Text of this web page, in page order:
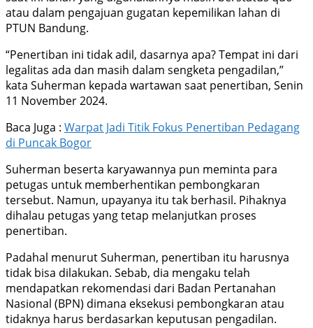
atau dalam pengajuan gugatan kepemilikan lahan di
PTUN Bandung.
“Penertiban ini tidak adil, dasarnya apa? Tempat ini dari
legalitas ada dan masih dalam sengketa pengadilan,”
kata Suherman kepada wartawan saat penertiban, Senin
11 November 2024.
Baca Juga : Warpat Jadi Titik Fokus Penertiban Pedagang
di Puncak Bogor
Suherman beserta karyawannya pun meminta para
petugas untuk memberhentikan pembongkaran
tersebut. Namun, upayanya itu tak berhasil. Pihaknya
dihalau petugas yang tetap melanjutkan proses
penertiban.
Padahal menurut Suherman, penertiban itu harusnya
tidak bisa dilakukan. Sebab, dia mengaku telah
mendapatkan rekomendasi dari Badan Pertanahan
Nasional (BPN) dimana eksekusi pembongkaran atau
tidaknya harus berdasarkan keputusan pengadilan.